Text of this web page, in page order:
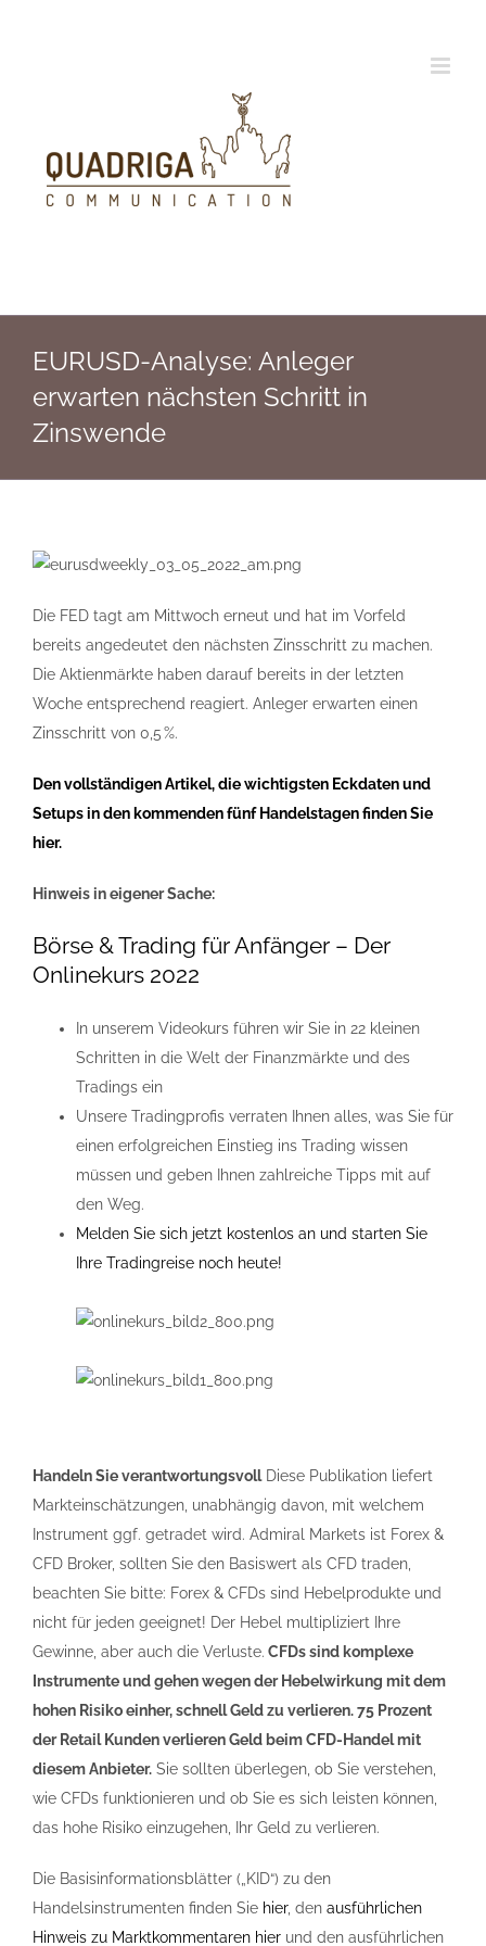
EURUSD-Analyse: Anleger
erwarten nächsten Schritt in
Zinswende
Die FED tagt am Mittwoch erneut und hat im Vorfeld
bereits angedeutet den nächsten Zinsschritt zu machen.
Die Aktienmärkte haben darauf bereits in der letzten
Woche entsprechend reagiert. Anleger erwarten einen
Zinsschritt von 0,5 %.
Den vollständigen Artikel, die wichtigsten Eckdaten und
Setups in den kommenden fünf Handelstagen finden Sie
hier.
Hinweis in eigener Sache:
Börse & Trading für Anfänger – Der
Onlinekurs 2022
In unserem Videokurs führen wir Sie in 22 kleinen
Schritten in die Welt der Finanzmärkte und des
Tradings ein
Unsere Tradingprofis verraten Ihnen alles, was Sie für
einen erfolgreichen Einstieg ins Trading wissen
müssen und geben Ihnen zahlreiche Tipps mit auf
den Weg.
Melden Sie sich jetzt kostenlos an und starten Sie
Ihre Tradingreise noch heute!
Handeln Sie verantwortungsvollDiese Publikation liefert
Markteinschätzungen, unabhängig davon, mit welchem
Instrument ggf. getradet wird. Admiral Markets ist Forex &
CFD Broker, sollten Sie den Basiswert als CFD traden,
beachten Sie bitte: Forex & CFDs sind Hebelprodukte und
nicht für jeden geeignet! Der Hebel multipliziert Ihre
Gewinne, aber auch die Verluste. CFDs sind komplexe
Instrumente und gehen wegen der Hebelwirkung mit dem
hohen Risiko einher, schnell Geld zu verlieren. 75 Prozent
der Retail Kunden verlieren Geld beim CFD-Handel mit
diesem Anbieter. Sie sollten überlegen, ob Sie verstehen,
wie CFDs funktionieren und ob Sie es sich leisten können,
das hohe Risiko einzugehen, Ihr Geld zu verlieren.
Die Basisinformationsblätter („KID“) zu den
Handelsinstrumenten finden Sie hier, den ausführlichen
Hinweis zu Marktkommentaren hier und den ausführlichen